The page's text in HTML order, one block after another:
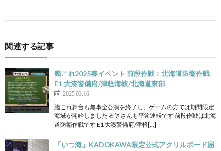
関連する記事
艦これ2025春イベント 前段作戦：北海道防衛作戦
E1 大湊警備府/津軽海峡/北海道東部
2025.03.16
艦これ舞台も無事全公演を終了し、ゲームの方では期間限定
海域が開始しました 衣笠さんも平常運転です 前段作戦は北海
道防衛作戦です E1 大湊警備府/津軽[…]
「いつ海」KADOKAWA限定公式アクリルボード届